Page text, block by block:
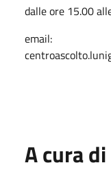
dalle ore 15.00
email:
A cura di